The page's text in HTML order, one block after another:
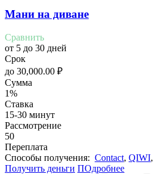
Мани на диване
Сравнить
от 5 до 30 дней
Срок
до 30,000.00 ₽
Сумма
1%
Ставка
15-30 минут
Рассмотрение
50
Переплата
Cпособы получения: Contact, QIWI,
Получить деньги ПОдробнее